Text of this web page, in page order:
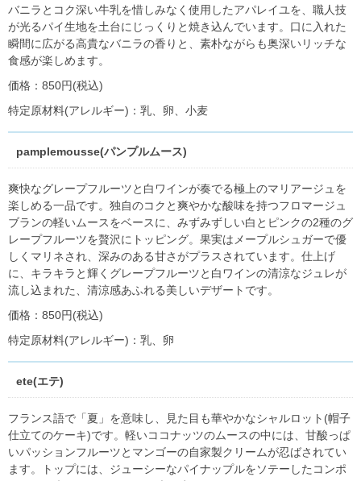
バニラとコク深い牛乳を惜しみなく使用したアパレイユを、職人技
が光るパイ生地を土台にじっくりと焼き込んでいます。口に入れた
瞬間に広がる高貴なバニラの香りと、素朴ながらも奥深いリッチな
食感が楽しめます。
価格：850円(税込)
特定原材料(アレルギー)：乳、卵、小麦
pamplemousse(パンプルムース)
爽快なグレープフルーツと白ワインが奏でる極上のマリアージュを
楽しめる一品です。独自のコクと爽やかな酸味を持つフロマージュ
ブランの軽いムースをベースに、みずみずしい白とピンクの2種のグ
レープフルーツを贅沢にトッピング。果実はメープルシュガーで優
しくマリネされ、深みのある甘さがプラスされています。仕上げ
に、キラキラと輝くグレープフルーツと白ワインの清涼なジュレが
流し込まれた、清涼感あふれる美しいデザートです。
価格：850円(税込)
特定原材料(アレルギー)：乳、卵
ete(エテ)
フランス語で「夏」を意味し、見た目も華やかなシャルロット(帽子
仕立てのケーキ)です。軽いココナッツのムースの中には、甘酸っぱ
いパッションフルーツとマンゴーの自家製クリームが忍ばされてい
ます。トップには、ジューシーなパイナップルをソテーしたコンポ